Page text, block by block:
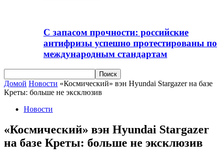
С запасом прочности: российские
антифризы успешно протестированы по
международным стандартам
Домой Новости «Космический» вэн Hyundai Stargazer на базе
Креты: больше не эксклюзив
Новости
«Космический» вэн Hyundai Stargazer
на базе Креты: больше не эксклюзив